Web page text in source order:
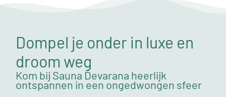
Dompel je onder in luxe en
droom weg
Kom bij Sauna Devarana heerlijk
ontspannen in een ongedwongen sfeer